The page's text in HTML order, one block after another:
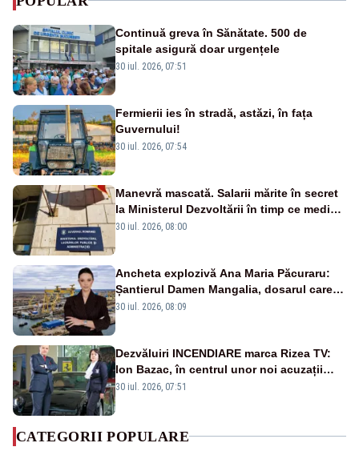
Continuă greva în Sănătate. 500 de
spitale asigură doar urgențele
30 iul. 2026, 07:51
Fermierii ies în stradă, astăzi, în fața
Guvernului!
30 iul. 2026, 07:54
Manevră mascată. Salarii mărite în secret
la Ministerul Dezvoltării în timp ce medicii
ies în stradă
30 iul. 2026, 08:00
Ancheta explozivă Ana Maria Păcuraru:
Șantierul Damen Mangalia, dosarul care
scufundă apărarea României
30 iul. 2026, 08:09
Dezvăluiri INCENDIARE marca Rizea TV:
Ion Bazac, în centrul unor noi acuzații
publice
30 iul. 2026, 07:51
CATEGORII POPULARE